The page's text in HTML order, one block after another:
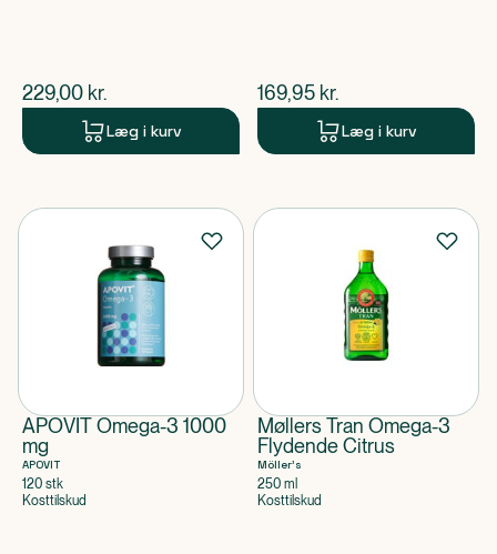
$nuværende pris
229,00 kr.
Læg i kurv
$nuværende pris
169,95 kr.
Læg i kurv
APOVIT Omega-3 1000
mg
APOVIT
120 stk
Kosttilskud
Møllers Tran Omega-3
Flydende Citrus
Möller's
250 ml
Kosttilskud